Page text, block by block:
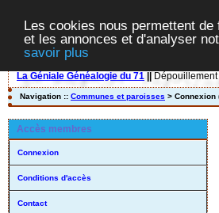
Les cookies nous permettent
et les annonces et d'analyser
savoir plus
La Géniale Généalogie du 71
Navigation :: Communes et paroisses > Connexion
Accès membres
Connexion
Conditions d'accès
Contact